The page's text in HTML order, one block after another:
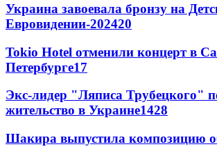
Украина завоевала бронзу на
Евровидении-202420
Tokio Hotel отменили концерт в
Петербурге17
Экс-лидер "Ляписа Трубецкого"
жительство в Украине1428
Шакира выпустила композицию